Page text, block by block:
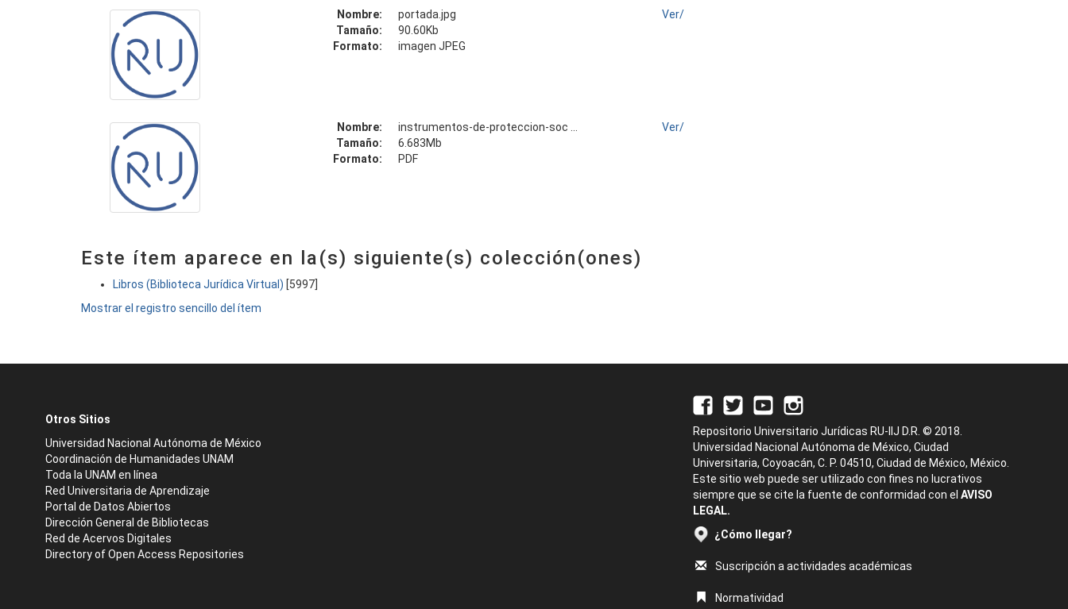
Nombre:
portada.jpg
Tamaño:
90.60Kb
Formato:
imagen JPEG
Ver/
Nombre:
instrumentos-de-proteccion-soc ...
Tamaño:
6.683Mb
Formato:
PDF
Ver/
Este ítem aparece en la(s) siguiente(s) colección(ones)
Libros (Biblioteca Jurídica Virtual) [5997]
Mostrar el registro sencillo del ítem
Otros Sitios
Universidad Nacional Autónoma de México
Coordinación de Humanidades UNAM
Toda la UNAM en línea
Red Universitaria de Aprendizaje
Portal de Datos Abiertos
Dirección General de Bibliotecas
Red de Acervos Digitales
Directory of Open Access Repositories
Repositorio Universitario Jurídicas RU-IIJ D.R. © 2018.
Universidad Nacional Autónoma de México, Ciudad
Universitaria, Coyoacán, C. P. 04510, Ciudad de México, México.
Este sitio web puede ser utilizado con fines no lucrativos
siempre que se cite la fuente de conformidad con el AVISO
LEGAL.
¿Cómo llegar?
Suscripción a actividades académicas
Normatividad